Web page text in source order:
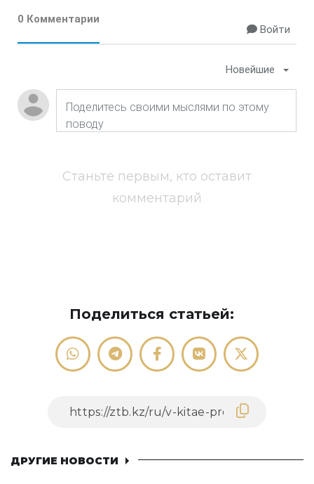
0 Комментарии
Войти
Новейшие
Станьте первым, кто оставит
комментарий
Поделиться статьей:
ДРУГИЕ НОВОСТИ